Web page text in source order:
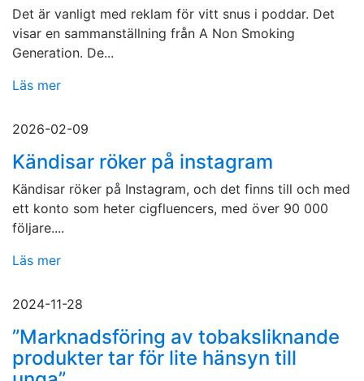
Det är vanligt med reklam för vitt snus i poddar. Det
visar en sammanställning från A Non Smoking
Generation. De...
Läs mer
2026-02-09
Kändisar röker på instagram
Kändisar röker på Instagram, och det finns till och med
ett konto som heter cigfluencers, med över 90 000
följare....
Läs mer
2024-11-28
”Marknadsföring av tobaksliknande
produkter tar för lite hänsyn till